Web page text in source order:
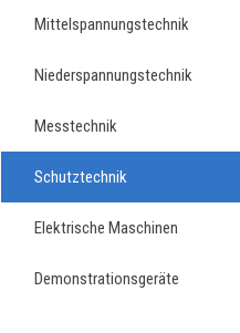
Mittelspannungstechnik
Niederspannungstechnik
Messtechnik
Schutztechnik
Elektrische Maschinen
Demonstrationsgeräte